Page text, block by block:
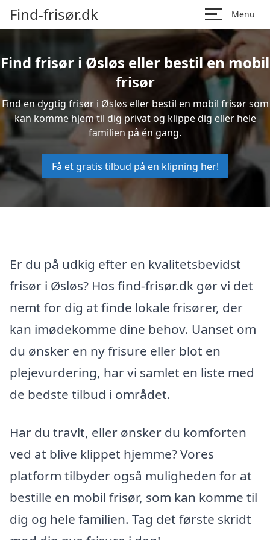
Find-frisør.dk Menu
Find frisør i Øsløs eller bestil en mobil
frisør
Find en dygtig frisør i Øsløs eller bestil en mobil frisør som
kan komme hjem til dig privat og klippe dig eller hele
familien på én gang.
Få et gratis tilbud på en klipning her!
Er du på udkig efter en kvalitetsbevidst
frisør i Øsløs? Hos find-frisør.dk gør vi det
nemt for dig at finde lokale frisører, der
kan imødekomme dine behov. Uanset om
du ønsker en ny frisure eller blot en
plejevurdering, har vi samlet en liste med
de bedste tilbud i området.
Har du travlt, eller ønsker du komforten
ved at blive klippet hjemme? Vores
platform tilbyder også muligheden for at
bestille en mobil frisør, som kan komme til
dig og hele familien. Tag det første skridt